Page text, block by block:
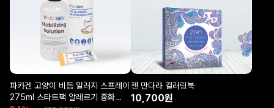
파카겐 고양이 비듬 알러지 스프레이
275ml 스타트팩 알레르기 중화
젠 만다라 컬러링북
10,700원